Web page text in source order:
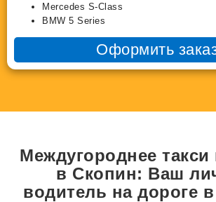
Mercedes S-Class
BMW 5 Series
Оформить
Междугороднее
в Скопин: Ваш
водитель на дороге в